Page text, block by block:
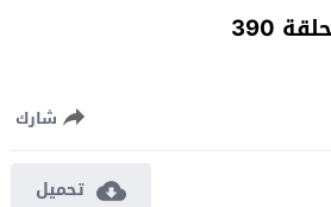
390
شارك
تحميل